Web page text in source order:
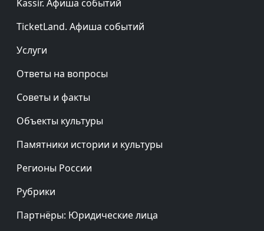
Kassir. Афиша событий
TicketLand. Афиша событий
Услуги
Ответы на вопросы
Советы и факты
Объекты культуры
Памятники истории и культуры
Регионы России
Рубрики
Партнёры: Юридические лица